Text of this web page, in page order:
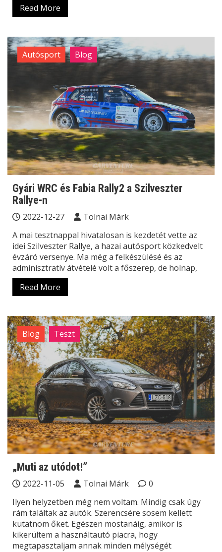
Read More
Autósport Blog
Gyári WRC és Fabia Rally2 a Szilveszter
Rallye-n
2022-12-27
Tolnai Márk
A mai tesztnappal hivatalosan is kezdetét vette az
idei Szilveszter Rallye, a hazai autósport közkedvelt
évzáró versenye. Ma még a felkészülésé és az
adminisztratív átvételé volt a főszerep, de holnap,
Read More
Blog Teszt
„Muti az utódot!”
2022-11-05 Tolnai Márk
0
Ilyen helyzetben még nem voltam. Mindig csak úgy
rám találtak az autók. Szerencsére sosem kellett
kutatnom őket. Egészen mostanáig, amikor is
kikerültem a használtautó piacra, hogy
megtapasztaljam annak minden mélységét